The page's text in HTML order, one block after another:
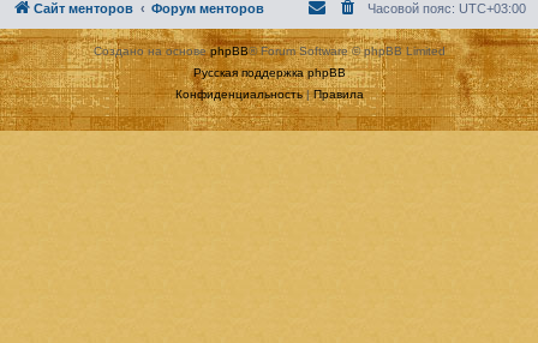
Сайт менторов Форум менторов Часовой пояс: UTC+03:00
Создано на основеphpBB® Forum Software © phpBB Limited
Русская поддержка phpBB
Конфиденциальность|Правила